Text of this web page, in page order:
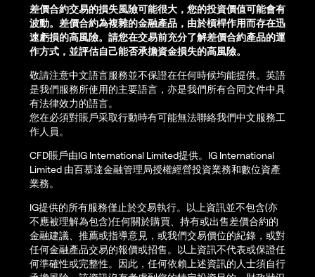
差價合約交易的損失風險可能很大，您的投資價值可能會有
波動。差價合約為複雜的金融產品，由於槓桿作用而存在迅
速虧損的高風險。請您在交易前充分了解差價合約產品的運
作方式，並評估自己能否承擔資金損失的高風險。
敬請注意中文語言服務並不保證在任何時候均能提供。英語
是我們服務所使用的主要語言，亦是我們所有合同文件中具
有法律效力的語言。
您在必須對賬戶采取行動時有可能無法聯絡我們中文服務工
作人員。
CFD賬戶由IG International Limited提供。IG International
Limited 由百慕達金融管理局授權經營投資業務和數位資產
業務。
IG提供的所有服務僅止於交易執行。以上資訊並不包含(亦
不應被理解為包含)任何關於購買、持有或出售差價合約的
金融建議、推薦或指導意見，或我們交易價位的紀錄，或對
任何金融產品交易的報價或招售。以上資訊不代表或保證任
何準確性或完整性。因此，任何依賴上述資訊的人士須自行